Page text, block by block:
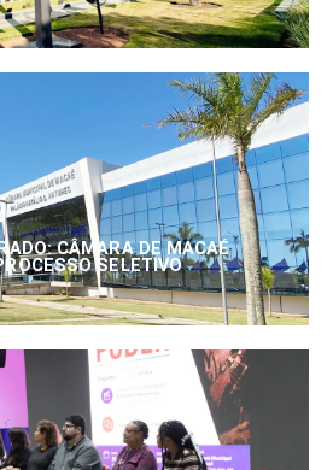
CÂMARA DE MACAÉ
SELETIVO